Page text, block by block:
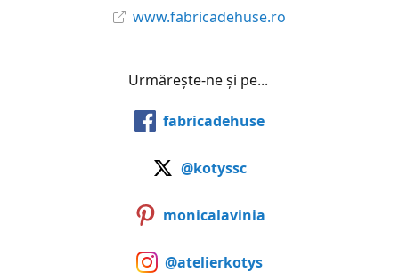
www.fabricadehuse.ro
Urmărește-ne și pe...
fabricadehuse
@kotyssc
monicalavinia
@atelierkotys